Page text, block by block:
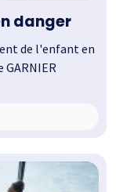
danger
de l'enfant en